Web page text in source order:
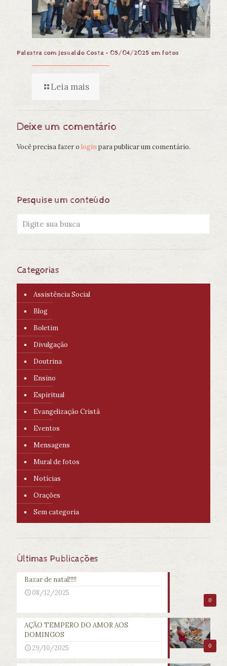
Palestra com Jesualdo Costa – 05/04/2025 em fotos
Leia mais
Deixe um comentário
Você precisa fazer o loginpara publicar um comentário.
Pesquise um conteúdo
Categorias
Assistência Social
Blog
Boletim
Divulgação
Doutrina
Ensino
Espiritual
Evangelização Cristã
Eventos
Mensagens
Mural de fotos
Notícias
Orações
Sem categoria
Últimas Publicações
0
Bazar de natal!!!!!
08/12/2025
0
AÇÃO TEMPERO DO AMOR AOS
DOMINGOS
29/10/2025